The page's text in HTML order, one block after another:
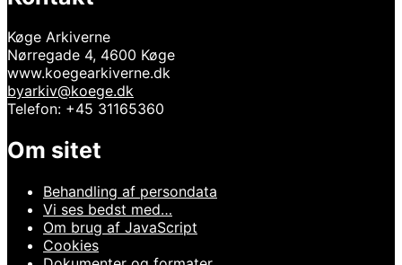
Køge Arkiverne
Nørregade 4, 4600 Køge
www.koegearkiverne.dk
byarkiv@koege.dk
Telefon: +45 31165360
Om sitet
Behandling af persondata
Vi ses bedst med…
Om brug af JavaScript
Cookies